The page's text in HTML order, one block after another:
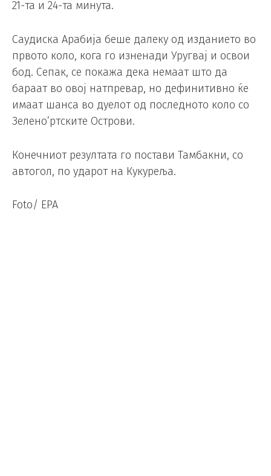
21-та и 24-та минута.
Саудиска Арабија беше далеку од изданието во
првото коло, кога го изненади Уругвај и освои
бод. Сепак, се покажа дека немаат што да
бараат во овој натпревар, но дефинитивно ќе
имаат шанса во дуелот од последното коло со
Зелено’ртските Острови.
Конечниот резултата го постави Тамбакни, со
автогол, по ударот на Кукуреља.
Foto/ EPA